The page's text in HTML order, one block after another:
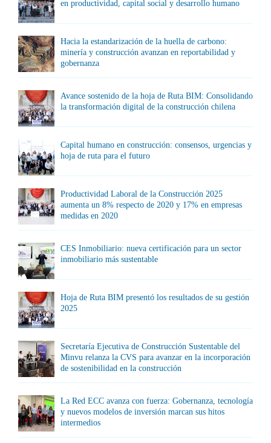
en productividad, capital social y desarrollo humano
Hacia la estandarización de la huella de carbono:
minería y construcción avanzan en reportabilidad y
gobernanza
Avance sostenido de la hoja de Ruta BIM: Consolidando
la transformación digital de la construcción chilena
Capital humano en construcción: consensos, urgencias y
hoja de ruta para el futuro
Productividad Laboral de la Construcción 2025
aumenta un 8% respecto de 2020 y 17% en empresas
medidas en 2020
CES Inmobiliario: nueva certificación para un sector
inmobiliario más sustentable
Hoja de Ruta BIM presentó los resultados de su gestión
2025
Secretaría Ejecutiva de Construcción Sustentable del
Minvu relanza la CVS para avanzar en la incorporación
de sostenibilidad en la construcción
La Red ECC avanza con fuerza: Gobernanza, tecnología
y nuevos modelos de inversión marcan sus hitos
intermedios